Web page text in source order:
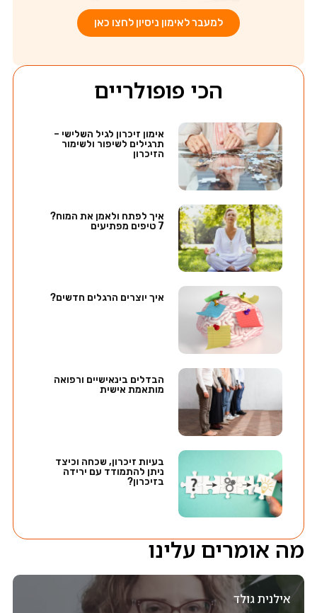
למעבר לאימון ניסיון לחצו כאן
הכי פופולריים
אימון זיכרון לגיל השלישי –
תרגילים לשיפור ולשימור
הזיכרון
איך לפתח ולאמן את המוח?
7 טיפים מפתיעים
איך יוצרים הרגלים חדשים?
הבדלים בינאישיים ורפואה
מותאמת אישית
בעיות זיכרון, שכחה וכיצד
ניתן להתמודד עם ירידה
בזיכרון?
מה אומרים עלינו
אילנית גולד